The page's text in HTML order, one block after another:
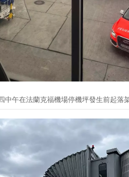
中午在法蘭克福機場停機坪發生前起落